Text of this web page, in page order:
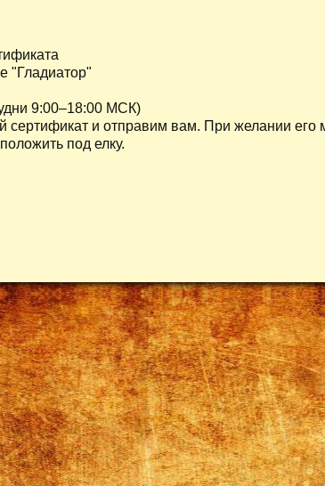
"Гладиатор"
9:00–18:00 МСК)
и отправим вам. При желании его
под елку.